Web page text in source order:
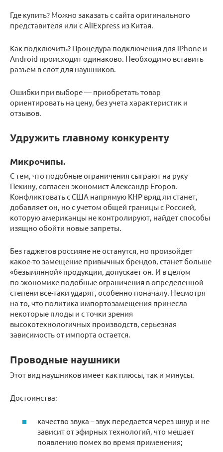
Где купить? Можно заказать с сайта оригинального
представителя или с AliExpress из Китая.
Как подключить? Процедура подключения для iPhone и
Android происходит одинаково. Необходимо вставить
разъем в слот для наушников.
Ошибки при выборе — приобретать товар
ориентировать на цену, без учета характеристик и
отзывов.
Удружить главному конкуренту
Микрочипы.
С тем, что подобные ограничения сыграют на руку
Пекину, согласен экономист Александр Егоров.
Конфликтовать с США напрямую КНР вряд ли станет,
добавляет он, но с учетом общей границы с Россией,
которую американцы не контролируют, найдет способы
изящно обойти новые запреты.
Без гаджетов россияне не останутся, но произойдет
какое-то замещение привычных брендов, станет больше
«безымянной» продукции, допускает он. И в целом
по экономике подобные ограничения в определенной
степени все-таки ударят, особенно поначалу. Несмотря
на то, что политика импортозамещения принесла
некоторые плоды и с точки зрения
высокотехнологичных производств, серьезная
зависимость от импорта остается.
Проводные наушники
Этот вид наушников имеет как плюсы, так и минусы.
Достоинства:
качество звука – звук передается через шнур и не
зависит от эфирных технологий, что мешает
появлению помех во время применения;